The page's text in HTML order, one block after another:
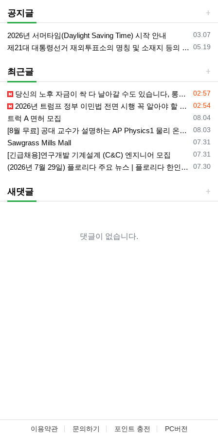
공지글
등록일
03.07
2026년 서머타임(Daylight Saving Time) 시작 안내
등록일
05.19
제21대 대통령선거 재외투표소의 명칭 및 소재지 등의 공고/올랜도 제외 투표소
최근글
등록일
02:57
당신의 노후 자금이 싹 다 날아갈 수도 있습니다, 롱텀케어 준비 하기
등록일
02:54
2026년 트럼프 정부 이민법 전면 시행 꼭 알아야 할 4가지!!
등록일
08.04
트럭 A 면허 모집
등록일
08.03
[8월 무료] 공대 교수가 설명하는 AP Physics1 물리 온라인 강의
등록일
07.31
Sawgrass Mills Mall
등록일
07.31
[긴급채용]연구개발 기계설계 (C&C) 엔지니어 모집
등록일
07.30
(2026년 7월 29일) 플로리다 주요 뉴스 | 플로리다 한인 닷컴
새댓글
댓글이 없습니다.
이용약관 문의하기 포인트 충전 PC버전